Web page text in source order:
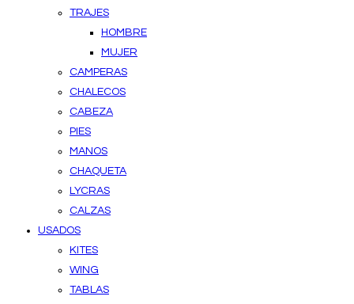
TRAJES
HOMBRE
MUJER
CAMPERAS
CHALECOS
CABEZA
PIES
MANOS
CHAQUETA
LYCRAS
CALZAS
USADOS
KITES
WING
TABLAS